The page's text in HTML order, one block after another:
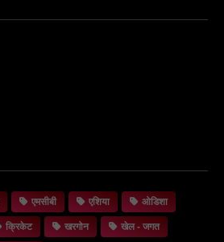
एमसीबी एशिया
ओडिशा
क्रिकेट खरगोन
खेल - जगत